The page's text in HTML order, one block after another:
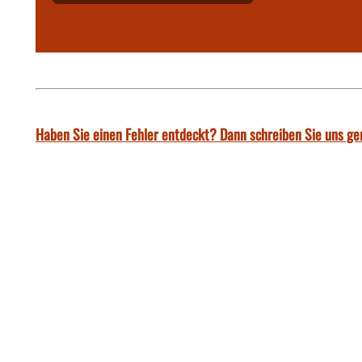
Haben Sie einen Fehler entdeckt? Dann schreiben Sie uns